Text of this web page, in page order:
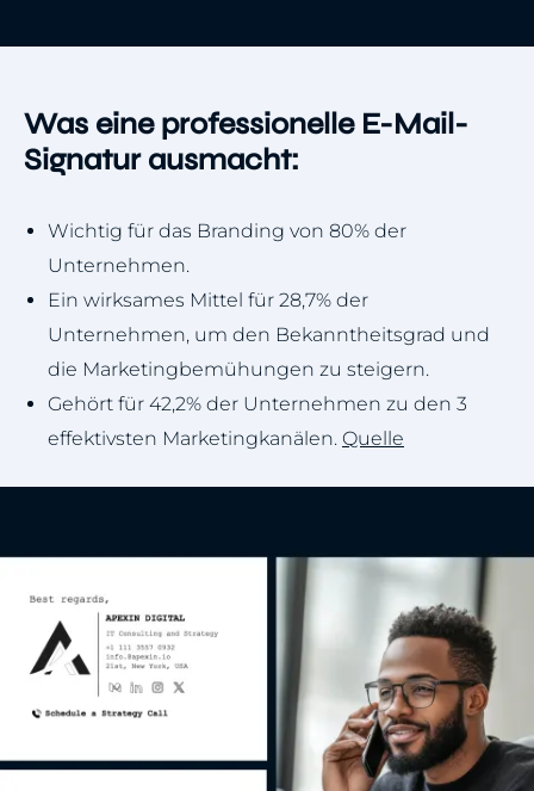
Was eine professionelle E-Mail-
Signatur ausmacht:
Wichtig für das Branding von 80% der
Unternehmen.
Ein wirksames Mittel für 28,7% der
Unternehmen, um den Bekanntheitsgrad und
die Marketingbemühungen zu steigern.
Gehört für 42,2% der Unternehmen zu den 3
effektivsten Marketingkanälen. Quelle